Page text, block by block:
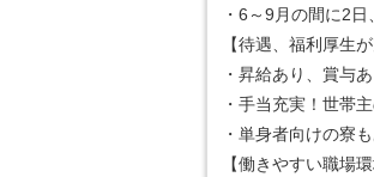
・6～9月の間に2
【待遇、福利厚生が
・昇給あり、賞与
・手当充実！世帯
・単身者向けの寮
【働きやすい職場環